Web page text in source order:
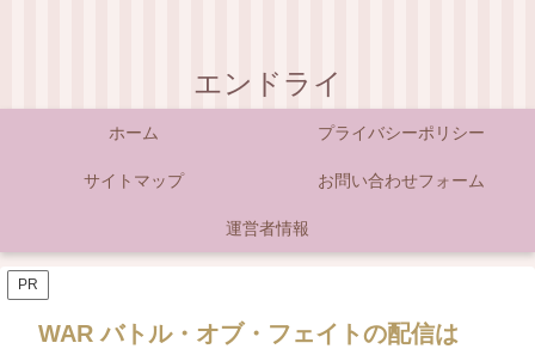
エンドライ
ホーム プライバシーポリシー
サイトマップ お問い合わせフォーム
運営者情報
PR
WAR バトル・オブ・フェイトの配信は